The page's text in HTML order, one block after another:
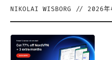
NIKOLAI WISBORG // 2026年